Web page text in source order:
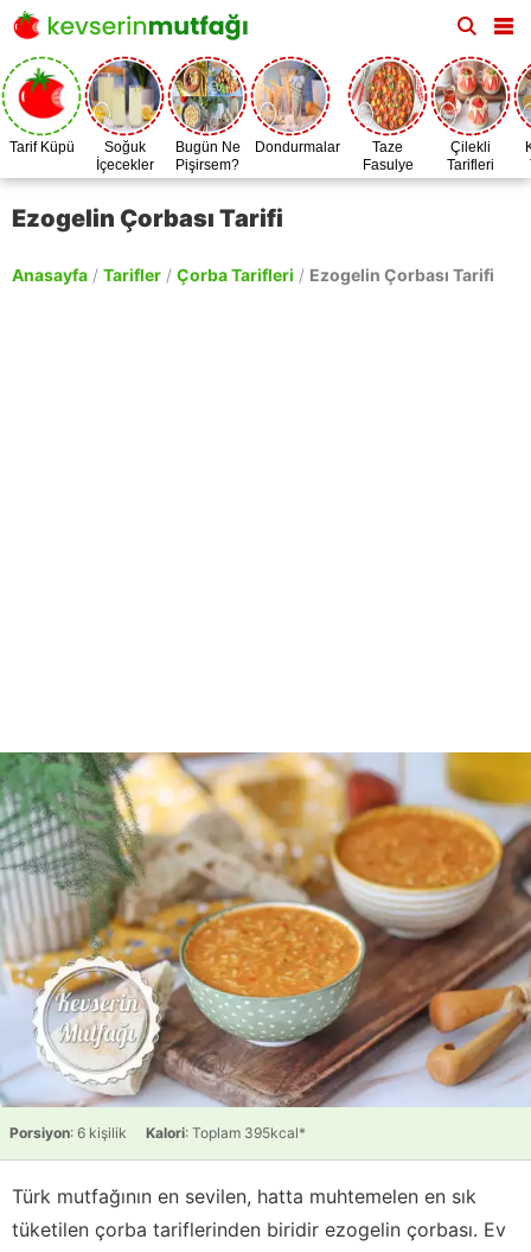
Tarif Küpü
Soğuk
İçecekler
Bugün Ne
Pişirsem?
Dondurmalar
Taze
Fasulye
Zamanı
Çilekli
Tarifleri
Ezogelin Çorbası Tarifi
Anasayfa / Tarifler / Çorba Tarifleri / Ezogelin Çorbası Tarifi
Porsiyon: 6 kişilik Kalori: Toplam 395kcal*
Türk mutfağının en sevilen, hatta muhtemelen en sık
tüketilen çorba tariflerinden biridir ezogelin çorbası. Ev